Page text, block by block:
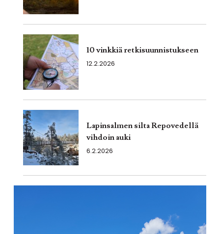
10 vinkkiä retkisuunnistukseen
12.2.2026
Lapinsalmen silta Repovedellä
vihdoin auki
6.2.2026